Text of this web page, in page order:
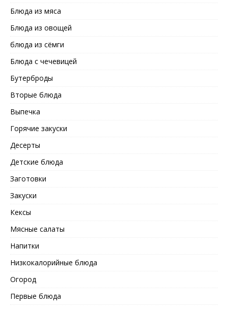
Блюда из мяса
Блюда из овощей
блюда из сёмги
Блюда с чечевицей
Бутерброды
Вторые блюда
Выпечка
Горячие закуски
Десерты
Детские блюда
Заготовки
Закуски
Кексы
Мясные салаты
Напитки
Низкокалорийные блюда
Огород
Первые блюда